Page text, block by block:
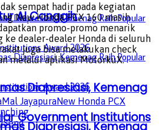
Diapresiasi, Kemenag
Government Institutions
AI Canggih
Diapresiasi, Kemenag
sempat hadir pada kegiatan
New Honda PCX 160 masih
promo-promo menarik
ke dealer-dealer Honda di seluruh
juga bisa melakukan check
melalui aplikasi MotorkuX.
Mal JayapuraNew Honda PCX
Send